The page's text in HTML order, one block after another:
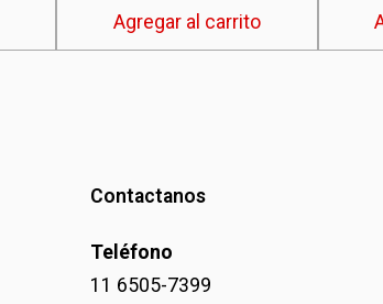
Agregar al carrito
Contactanos
Teléfono
11 6505-7399